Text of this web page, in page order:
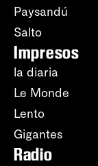
Paysandú
Salto
Impresos
la diaria
Le Monde
Lento
Gigantes
Radio